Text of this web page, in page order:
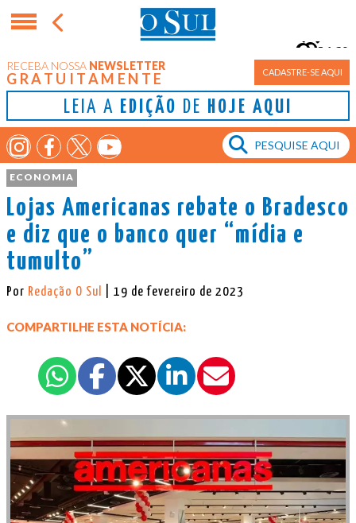
RECEBA NOSSA NEWSLETTER
GRATUITAMENTE CADASTRE-SE AQUI
LEIA A EDIÇÃO DE HOJE AQUI
Porto Alegre
16°
ECONOMIA
Lojas Americanas rebate o Bradesco
e diz que o banco quer “mídia e
tumulto”
Por Redação O Sul | 19 de fevereiro de 2023
COMPARTILHE ESTA NOTÍCIA: